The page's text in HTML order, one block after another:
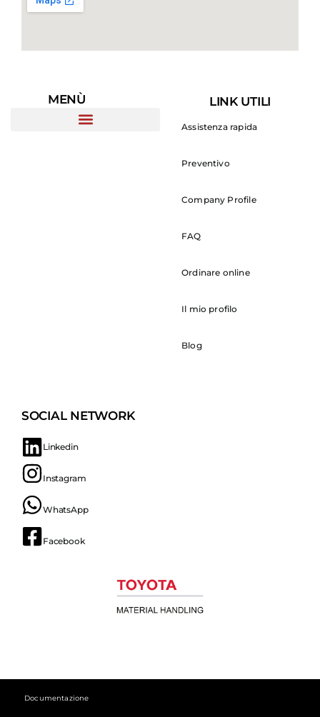
MENÙ LINK UTILI
Assistenza rapida
Preventivo
Company Profile
FAQ
Ordinare online
Il mio profilo
Blog
SOCIAL NETWORK
Linkedin
Instagram
WhatsApp
Facebook
Documentazione